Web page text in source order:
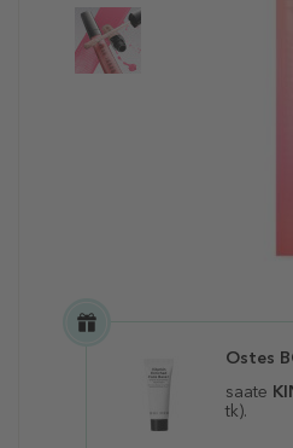
Ostes
saate
tk).